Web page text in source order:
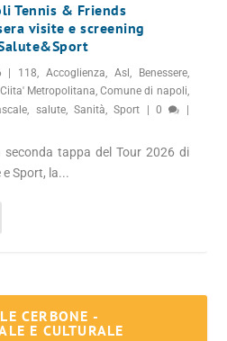
Tennis & Friends
visite e screening
118, Accoglienza, Asl , Benessere,
Ciita' Metropolitana,Comune di napoli,
, salute,Sanità,Sport |0
tappa del Tour 2026 di
Sport, la...
CERBONE -
E CULTURALE